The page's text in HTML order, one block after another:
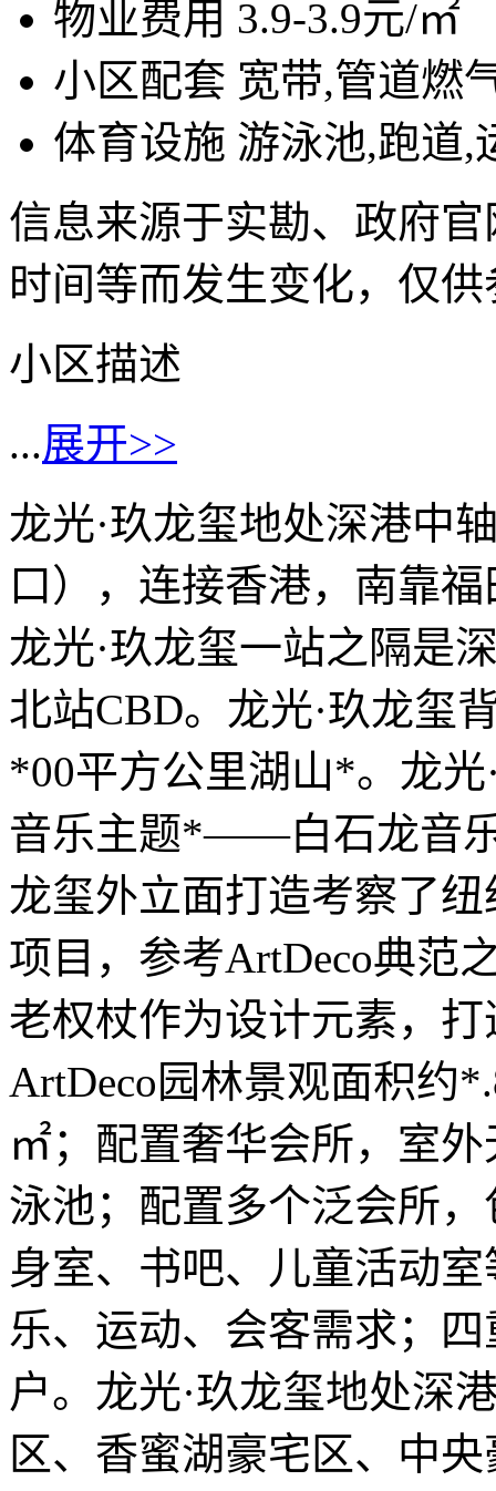
物业费用 3.9-3.9元/㎡
小区配套 宽带,管道燃
体育设施 游泳池,跑道,
信息来源于实勘、政府
时间等而发生变化，仅
小区描述
...展开>>
龙光·玖龙玺地处深港中
口），连接香港，南靠
龙光·玖龙玺一站之隔
北站CBD。龙光·玖龙玺
*00平方公里湖山*。龙
音乐主题*——白石龙音
龙玺外立面打造考察了
项目，参考ArtDeco典范
老权杖作为设计元素，
ArtDeco园林景观面积约
㎡；配置奢华会所，室
泳池；配置多个泛会所
身室、书吧、儿童活动
乐、运动、会客需求；
户。龙光·玖龙玺地处深
区、香蜜湖豪宅区、中